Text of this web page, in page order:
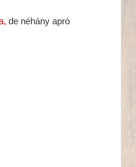
de néhány apró